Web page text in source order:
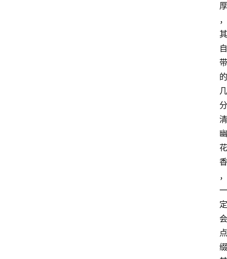
厚
，
其
自
带
的
几
分
清
幽
花
香
，
一
定
会
点
缀